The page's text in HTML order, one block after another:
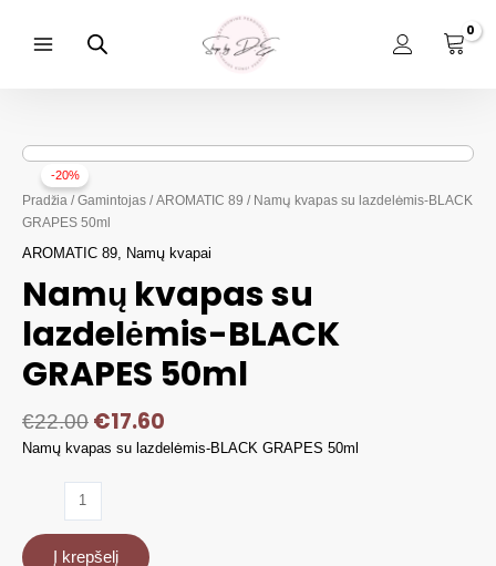
turinio
-20%
Pradžia /Gamintojas /AROMATIC 89 / Namų kvapas su lazdelėmis-BLACK
GRAPES 50ml
AROMATIC 89, Namų kvapai
Namų kvapas su
lazdelėmis-BLACK
GRAPES 50ml
€22.00 €17.60
Namų kvapas su lazdelėmis-BLACK GRAPES 50ml
Namų
kvapasĮ krepšelį